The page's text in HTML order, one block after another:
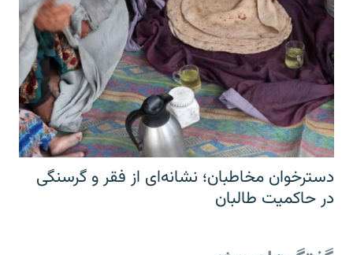
دسترخوان مخاطبان؛ نشانه‌ای از فقر و گرسنگی
در حاکمیت طالبان